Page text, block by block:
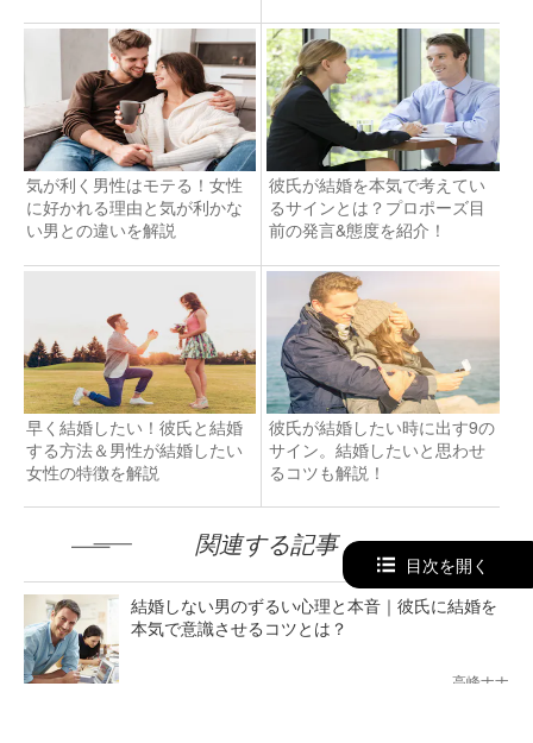
気が利く男性はモテる！女性
に好かれる理由と気が利かな
い男との違いを解説
彼氏が結婚を本気で考えてい
るサインとは？プロポーズ目
前の発言&態度を紹介！
早く結婚したい！彼氏と結婚
する方法＆男性が結婚したい
女性の特徴を解説
彼氏が結婚したい時に出す9の
サイン。結婚したいと思わせ
るコツも解説！
関連する記事
結婚しない男のずるい心理と本音｜彼氏に結婚を
本気で意識させるコツとは？
高峰ナナ
目次を開く